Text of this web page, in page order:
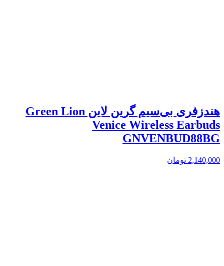
هندزفری بی‌سیم گرین لاین Green Lion
Venice Wireless Earbuds
GNVENBUD88BG
2,140,000 تومان